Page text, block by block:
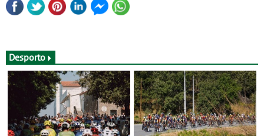
Desporto